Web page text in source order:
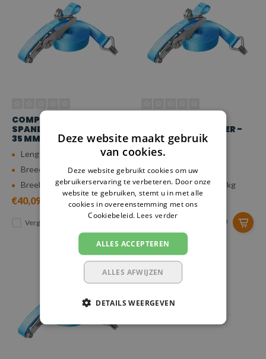
COMPLETE RVS
SPANBAND - 6 METER -
35 MM - 2.500 KG
Lengte: 6 meter
Breedte: 35 mm
Breeksterkte: 2.500 kg
€40,09
Vergelijk
SPANBAND - 7 METER -
35 MM - 2.500 KG
Lengte: 7 meter
Breedte: 35 mm
Breeksterkte: 2.500 kg
€40,53
Deze website maakt gebruik
van cookies.
Deze website gebruikt cookies om uw
gebruikerservaring te verbeteren. Door onze
website te gebruiken, stemt u in met alle
cookies in overeenstemming met ons
Cookiebeleid. Lees verder
ALLES ACCEPTEREN
ALLES AFWIJZEN
DETAILS WEERGEVEN